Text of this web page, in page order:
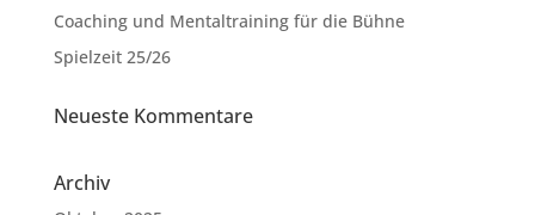
Coaching und Mentaltraining für die Bühne
Spielzeit 25/26
Neueste Kommentare
Archiv